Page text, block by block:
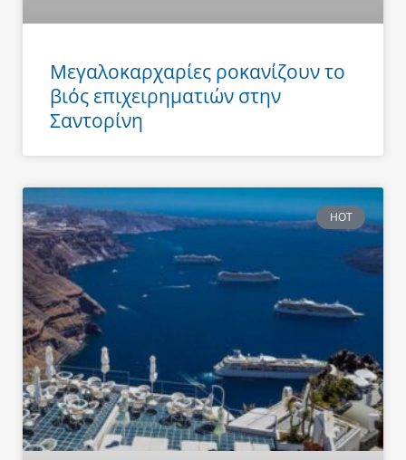
Μεγαλοκαρχαρίες ροκανίζουν το
βιός επιχειρηματιών στην
Σαντορίνη
HOT